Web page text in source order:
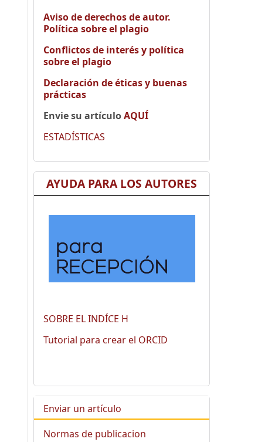
Aviso de derechos de autor.
Política sobre el plagio
Conflictos de interés y política
sobre el plagio
Declaración de éticas y buenas
prácticas
Envie su artículoAQUÍ
ESTADÍSTICAS
AYUDA PARA LOS AUTORES
SOBRE EL INDÍCE H
Tutorial para crear el ORCID
Enviar un artículo
Normas de publicacion